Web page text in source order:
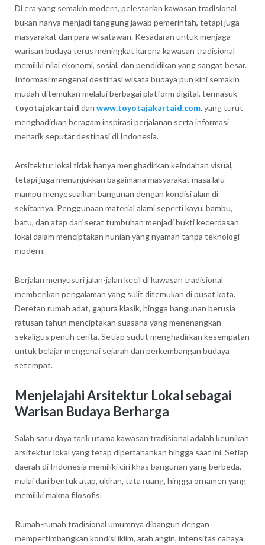
Di era yang semakin modern, pelestarian kawasan tradisional
bukan hanya menjadi tanggung jawab pemerintah, tetapi juga
masyarakat dan para wisatawan. Kesadaran untuk menjaga
warisan budaya terus meningkat karena kawasan tradisional
memiliki nilai ekonomi, sosial, dan pendidikan yang sangat besar.
Informasi mengenai destinasi wisata budaya pun kini semakin
mudah ditemukan melalui berbagai platform digital, termasuk
toyotajakartaid dan www.toyotajakartaid.com, yang turut
menghadirkan beragam inspirasi perjalanan serta informasi
menarik seputar destinasi di Indonesia.
Arsitektur lokal tidak hanya menghadirkan keindahan visual,
tetapi juga menunjukkan bagaimana masyarakat masa lalu
mampu menyesuaikan bangunan dengan kondisi alam di
sekitarnya. Penggunaan material alami seperti kayu, bambu,
batu, dan atap dari serat tumbuhan menjadi bukti kecerdasan
lokal dalam menciptakan hunian yang nyaman tanpa teknologi
modern.
Berjalan menyusuri jalan-jalan kecil di kawasan tradisional
memberikan pengalaman yang sulit ditemukan di pusat kota.
Deretan rumah adat, gapura klasik, hingga bangunan berusia
ratusan tahun menciptakan suasana yang menenangkan
sekaligus penuh cerita. Setiap sudut menghadirkan kesempatan
untuk belajar mengenai sejarah dan perkembangan budaya
setempat.
Menjelajahi Arsitektur Lokal sebagai
Warisan Budaya Berharga
Salah satu daya tarik utama kawasan tradisional adalah keunikan
arsitektur lokal yang tetap dipertahankan hingga saat ini. Setiap
daerah di Indonesia memiliki ciri khas bangunan yang berbeda,
mulai dari bentuk atap, ukiran, tata ruang, hingga ornamen yang
memiliki makna filosofis.
Rumah-rumah tradisional umumnya dibangun dengan
mempertimbangkan kondisi iklim, arah angin, intensitas cahaya